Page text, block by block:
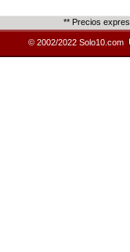
** Precios
© 2002/2022 Solo10.com